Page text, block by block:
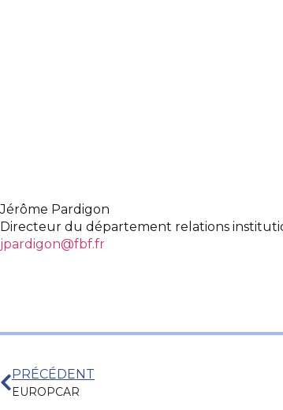
Jérôme Pardigon
Directeur du département relations
jpardigon@fbf.fr
PRÉCÉDENT
EUROPCAR